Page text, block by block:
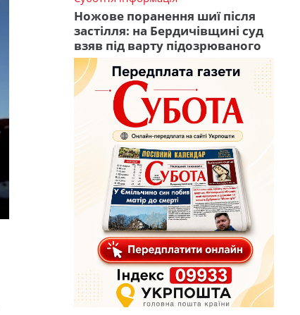
Ножове поранення шиї після
застілля: на Бердичівщині суд
взяв під варту підозрюваного